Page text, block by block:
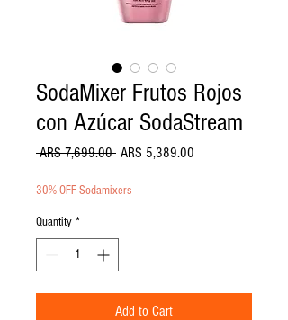
SodaMixer Frutos Rojos
con Azúcar SodaStream
ARS 7,699.00 Regular Price
ARS 5,389.00
30% OFF Sodamixers
Quantity *
Add to Cart